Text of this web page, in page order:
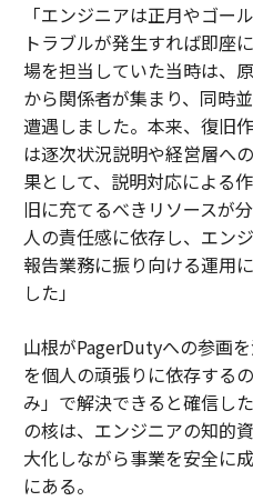
「エンジニアは正月やゴー
トラブルが発生すれば即座
場を担当していた当時は、
から関係者が集まり、同時
遭遇しました。本来、復旧
は逐次状況説明や経営層へ
果として、説明対応による
旧に充てるべきリソースが
人の責任感に依存し、エン
報告業務に振り向ける運用
した」
山根がPagerDutyへの参画
を個人の頑張りに依存する
み」で解決できると確信し
の核は、エンジニアの知的
大化しながら事業を安全に
にある。